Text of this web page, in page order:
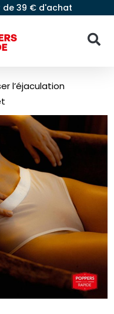
de 39 € d'achat
l’éjaculation